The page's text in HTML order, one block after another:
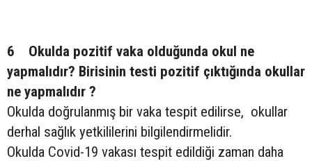
6 Okulda pozitif vaka olduğunda okul ne
yapmalıdır? Birisinin testi pozitif çıktığında okullar
ne yapmalıdır ?
Okulda doğrulanmış bir vaka tespit edilirse, okullar
derhal sağlık yetkililerini bilgilendirmelidir.
Okulda Covid-19 vakası tespit edildiği zaman daha